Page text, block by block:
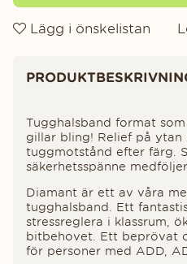
Lägg i önskelistan
Tugghalsband format
gillar bling! Relief på ytan
tuggmotstånd efter färg.
säkerhetsspänne
Diamant är ett av våra
tugghalsband. Ett
stressreglera i klassrum,
bitbehovet. Ett beprövat
för personer med ADD,